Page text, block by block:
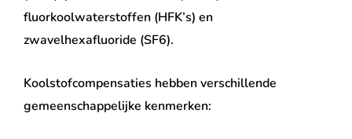
fluorkoolwaterstoffen (HFK’s) en
zwavelhexafluoride (SF6).
Koolstofcompensaties hebben verschillende
gemeenschappelijke kenmerken: